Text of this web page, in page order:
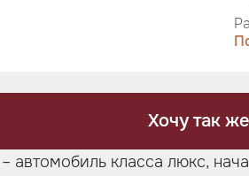
Хочу так же
автомобиль класса люкс,